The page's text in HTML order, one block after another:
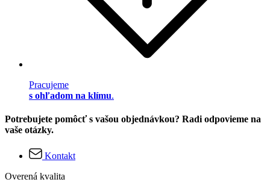
Pracujeme
s ohľadom na klímu.
Potrebujete pomôcť s vašou objednávkou? Radi odpovieme na
vaše otázky.
Kontakt
Overená kvalita